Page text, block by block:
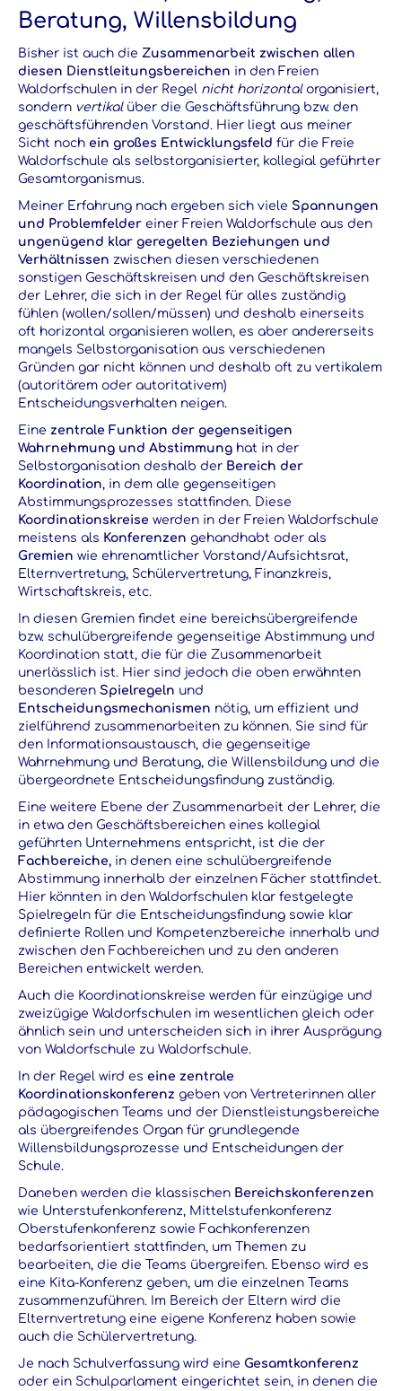
Beratung, Willensbildung
Bisher ist auch die Zusammenarbeit zwischen allen
diesen Dienstleitungsbereichen in den Freien
Waldorfschulen in der Regel nicht horizontalorganisiert,
sondern vertikal über die Geschäftsführung bzw. den
geschäftsführenden Vorstand. Hier liegt aus meiner
Sicht noch ein großes Entwicklungsfeld für die Freie
Waldorfschule als selbstorganisierter, kollegial geführter
Gesamtorganismus.
Meiner Erfahrung nach ergeben sich viele Spannungen
und Problemfelder einer Freien Waldorfschule aus den
ungenügend klar geregelten Beziehungen und
Verhältnissen zwischen diesen verschiedenen
sonstigen Geschäftskreisen und den Geschäftskreisen
der Lehrer, die sich in der Regel für alles zuständig
fühlen (wollen/sollen/müssen) und deshalb einerseits
oft horizontal organisieren wollen, es aber andererseits
mangels Selbstorganisation aus verschiedenen
Gründen gar nicht können und deshalb oft zu vertikalem
(autoritärem oder autoritativem)
Entscheidungsverhalten neigen.
Eine zentrale Funktion der gegenseitigen
Wahrnehmung und Abstimmung hat in der
Selbstorganisation deshalb der Bereich der
Koordination, in dem alle gegenseitigen
Abstimmungsprozesses stattfinden. Diese
Koordinationskreise werden in der Freien Waldorfschule
meistens als Konferenzen gehandhabt oder als
Gremien wie ehrenamtlicher Vorstand/Aufsichtsrat,
Elternvertretung, Schülervertretung, Finanzkreis,
Wirtschaftskreis, etc.
In diesen Gremien findet eine bereichsübergreifende
bzw. schulübergreifende gegenseitige Abstimmung und
Koordination statt, die für die Zusammenarbeit
unerlässlich ist. Hier sind jedoch die oben erwähnten
besonderen Spielregeln und
Entscheidungsmechanismen nötig, um effizient und
zielführend zusammenarbeiten zu können. Sie sind für
den Informationsaustausch, die gegenseitige
Wahrnehmung und Beratung, die Willensbildung und die
übergeordnete Entscheidungsfindung zuständig.
Eine weitere Ebene der Zusammenarbeit der Lehrer, die
in etwa den Geschäftsbereichen eines kollegial
geführten Unternehmens entspricht, ist die der
Fachbereiche, in denen eine schulübergreifende
Abstimmung innerhalb der einzelnen Fächer stattfindet.
Hier könnten in den Waldorfschulen klar festgelegte
Spielregeln für die Entscheidungsfindung sowie klar
definierte Rollen und Kompetenzbereiche innerhalb und
zwischen den Fachbereichen und zu den anderen
Bereichen entwickelt werden.
Auch die Koordinationskreise werden für einzügige und
zweizügige Waldorfschulen im wesentlichen gleich oder
ähnlich sein und unterscheiden sich in ihrer Ausprägung
von Waldorfschule zu Waldorfschule.
In der Regel wird es eine zentrale
Koordinationskonferenz geben von Vertreterinnen aller
pädagogischen Teams und der Dienstleistungsbereiche
als übergreifendes Organ für grundlegende
Willensbildungsprozesse und Entscheidungen der
Schule.
Daneben werden die klassischen Bereichskonferenzen
wie Unterstufenkonferenz, Mittelstufenkonferenz
Oberstufenkonferenz sowie Fachkonferenzen
bedarfsorientiert stattfinden, um Themen zu
bearbeiten, die die Teams übergreifen. Ebenso wird es
eine Kita-Konferenz geben, um die einzelnen Teams
zusammenzuführen. Im Bereich der Eltern wird die
Elternvertretung eine eigene Konferenz haben sowie
auch die Schülervertretung.
Je nach Schulverfassung wird eine Gesamtkonferenz
oder ein Schulparlament eingerichtet sein, in denen die